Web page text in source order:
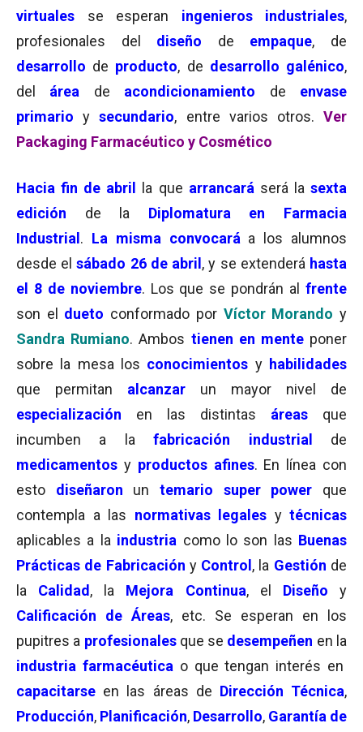
virtuales
se esperan ingenieros industriales,
profesionales del diseño de empaque, de
desarrollo de producto, de desarrollo galénico,
del área de acondicionamiento de envase
primario ysecundario, entre varios otros.Ver
Packaging Farmacéutico y Cosmético
Hacia fin de abril la que arrancará será lasexta
edición
de la Diplomatura en Farmacia
Industrial . La misma convocará a los alumnos
desde elsábado 26 de abril , y se extenderá hasta
el 8 de noviembre. Los que se pondrán alfrente
son el dueto conformado por Víctor Morando y
Sandra Rumiano. Ambos tienen en mente poner
sobre la mesa los conocimientos y habilidades
que permitan alcanzar
un mayor nivel de
especialización en las distintas áreas
que
incumben a lafabricación industrial
de
medicamentos y productos afines. En línea con
esto diseñaron untemario super power que
contempla a las normativas legales y técnicas
aplicables a la industria como lo son las Buenas
Prácticas de Fabricación y Control , la Gestión de
la Calidad , la Mejora Continua, el Diseño
y
Calificación de Áreas, etc. Se esperan en los
pupitres a profesionales que se desempeñen en la
industria farmacéutica o que tengan interés en
capacitarse en las áreas de Dirección Técnica,
Producción, Planificación, Desarrollo, Garantía de